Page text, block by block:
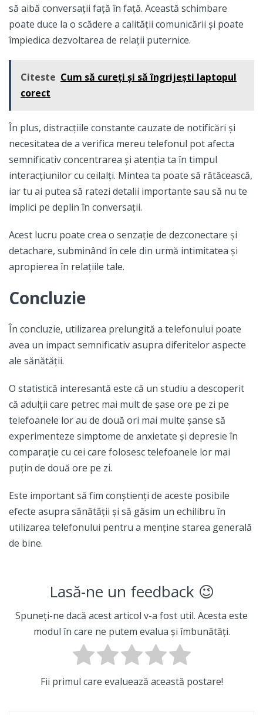
să aibă conversații față în față. Această schimbare
poate duce la o scădere a calității comunicării și poate
împiedica dezvoltarea de relații puternice.
Citeste Cum să cureți și să îngrijești laptopul
corect
În plus, distracțiile constante cauzate de notificări și
necesitatea de a verifica mereu telefonul pot afecta
semnificativ concentrarea și atenția ta în timpul
interacțiunilor cu ceilalți. Mintea ta poate să rătăcească,
iar tu ai putea să ratezi detalii importante sau să nu te
implici pe deplin în conversații.
Acest lucru poate crea o senzație de dezconectare și
detachare, subminând în cele din urmă intimitatea și
apropierea în relațiile tale.
Concluzie
În concluzie, utilizarea prelungită a telefonului poate
avea un impact semnificativ asupra diferitelor aspecte
ale sănătății.
O statistică interesantă este că un studiu a descoperit
că adulții care petrec mai mult de șase ore pe zi pe
telefoanele lor au de două ori mai multe șanse să
experimenteze simptome de anxietate și depresie în
comparație cu cei care folosesc telefoanele lor mai
puțin de două ore pe zi.
Este important să fim conștienți de aceste posibile
efecte asupra sănătății și să găsim un echilibru în
utilizarea telefonului pentru a menține starea generală
de bine.
Lasă-ne un feedback 😉
Spuneți-ne dacă acest articol v-a fost util. Acesta este
modul în care ne putem evalua și îmbunătăți.
Fii primul care evaluează această postare!